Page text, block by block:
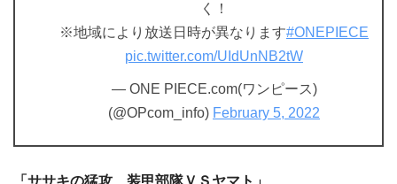
く！
※地域により放送日時が異なります#ONEPIECE
pic.twitter.com/UIdUnNB2tW
— ONE PIECE.com(ワンピース)
(@OPcom_info) February 5, 2022